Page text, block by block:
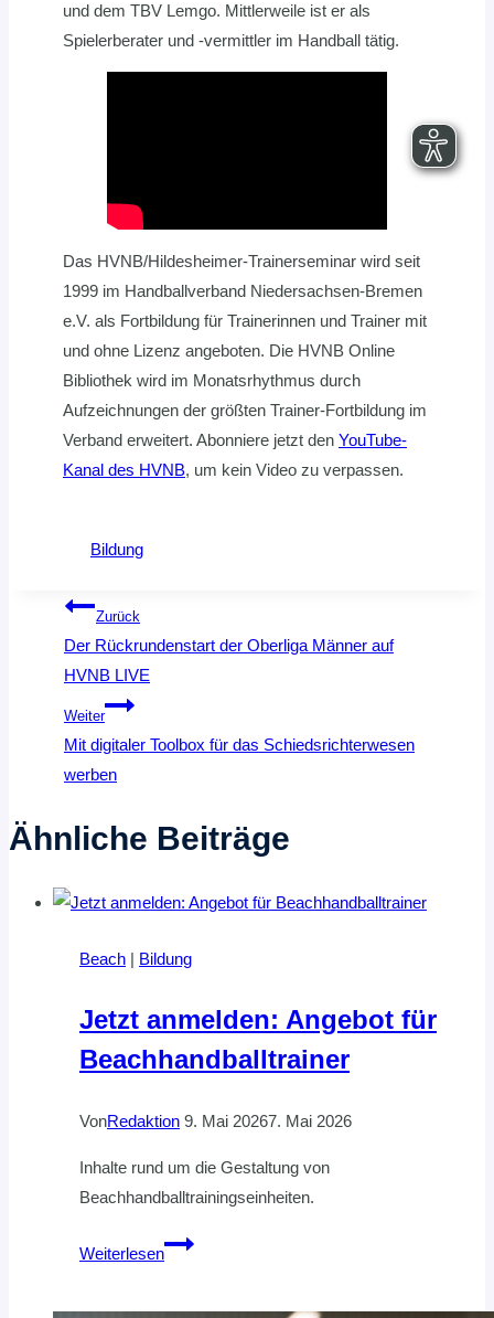
und dem TBV Lemgo. Mittlerweile ist er als
Spielerberater und -vermittler im Handball tätig.
Das HVNB/Hildesheimer-Trainerseminar wird seit
1999 im Handballverband Niedersachsen-Bremen
e.V. als Fortbildung für Trainerinnen und Trainer mit
und ohne Lizenz angeboten. Die HVNB Online
Bibliothek wird im Monatsrhythmus durch
Aufzeichnungen der größten Trainer-Fortbildung im
Verband erweitert. Abonniere jetzt den YouTube-
Kanal des HVNB, um kein Video zu verpassen.
Bildung
Beitragsnavigation
Zurück
Der Rückrundenstart der Oberliga Männer auf
HVNB LIVE
Weiter
Mit digitaler Toolbox für das Schiedsrichterwesen
werben
Ähnliche Beiträge
Beach | Bildung
Jetzt anmelden: Angebot für
Beachhandballtrainer
VonRedaktion 9. Mai 20267. Mai 2026
Inhalte rund um die Gestaltung von
Beachhandballtrainingseinheiten.
Weiterlesen
Jetzt